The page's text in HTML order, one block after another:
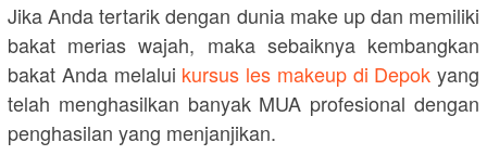
Jika Anda tertarik dengan dunia make up dan memiliki
bakat merias wajah, maka sebaiknya kembangkan
bakat Anda melalui kursus les makeup di Depok yang
telah menghasilkan banyak MUA profesional dengan
penghasilan yang menjanjikan.